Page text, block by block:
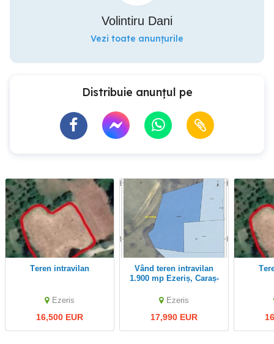
Volintiru Dani
Vezi toate anunțurile
Distribuie anunțul pe
Teren intravilan
Ezeris
16,500 EUR
Vând teren intravilan
1.900 mp Ezeriș, Caraș-
Ezeris
17,990 EUR